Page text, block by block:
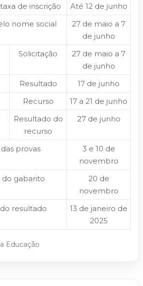
de inscrição
Até 12 de junho
nome social
27 de maio a 7
de junho
Solicitação
27 de maio a 7
de junho
Resultado
17 de junho
Recurso
17 a 21 de junho
Resultado do
recurso
27 de junho
provas
3 e 10 de
novembro
do gabarito
20 de
novembro
resultado
13 de janeiro de
2025
Educação